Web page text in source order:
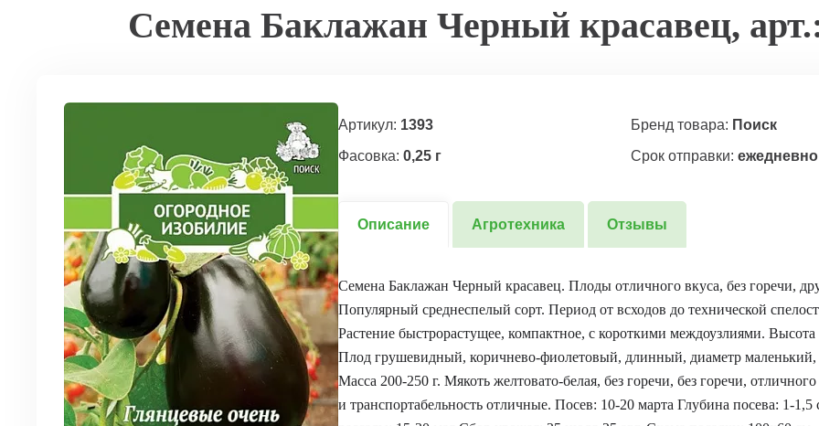
Семена Баклажан Черный красавец,
Артикул: 1393 Бренд товара: Поиск
Фасовка: 0,25 г Срок отправки: ежедневно
Описание Агротехника Отзывы
Семена Баклажан Черный красавец. Плоды отличного вкуса, без горечи,
Популярный среднеспелый сорт. Период от всходов до технической
Растение быстрорастущее, компактное, с короткими междоузлиями. Высота
Плод грушевидный, коричнево-фиолетовый, длинный, диаметр маленький,
Масса 200-250 г. Мякоть желтовато-белая, без горечи, без горечи,
и транспортабельность отличные. Посев: 10-20 марта Глубина посева: 1-